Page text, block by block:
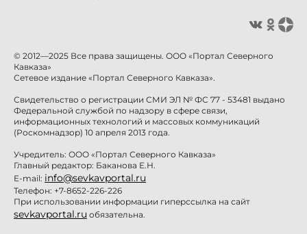
© 2012—2025 Все права защищены. ООО «Портал Северного
Кавказа»
Сетевое издание «Портал Северного Кавказа».
Свидетельство о регистрации СМИ ЭЛ № ФС 77 - 53481 выдано
Федеральной службой по надзору в сфере связи,
информационных технологий и массовых коммуникаций
(Роскомнадзор) 10 апреля 2013 года.
Учредитель: ООО «Портал Северного Кавказа»
Главный редактор: Баканова Е.Н.
E-mail: info@sevkavportal.ru
Телефон: +7-8652-226-226
При использовании информации гиперссылка на сайт
sevkavportal.ru обязательна.